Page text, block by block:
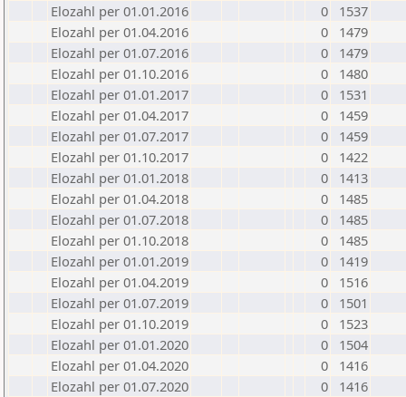
Elozahl per 01.01.2016
0
1537
Elozahl per 01.04.2016
0
1479
Elozahl per 01.07.2016
0
1479
Elozahl per 01.10.2016
0
1480
Elozahl per 01.01.2017
0
1531
Elozahl per 01.04.2017
0
1459
Elozahl per 01.07.2017
0
1459
Elozahl per 01.10.2017
0
1422
Elozahl per 01.01.2018
0
1413
Elozahl per 01.04.2018
0
1485
Elozahl per 01.07.2018
0
1485
Elozahl per 01.10.2018
0
1485
Elozahl per 01.01.2019
0
1419
Elozahl per 01.04.2019
0
1516
Elozahl per 01.07.2019
0
1501
Elozahl per 01.10.2019
0
1523
Elozahl per 01.01.2020
0
1504
Elozahl per 01.04.2020
0
1416
Elozahl per 01.07.2020
0
1416